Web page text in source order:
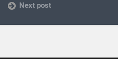
Next post